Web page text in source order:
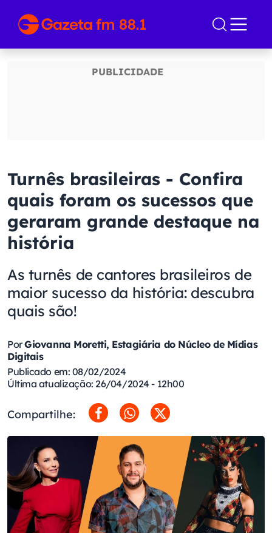
Turnês brasileiras - Confira
quais foram os sucessos que
geraram grande destaque na
história
As turnês de cantores brasileiros de
maior sucesso da história: descubra
quais são!
PorGiovanna Moretti, Estagiária do Núcleo de Mídias
Digitais
Publicado em: 08/02/2024
Última atualização: 26/04/2024 - 12h00
Compartilhe: